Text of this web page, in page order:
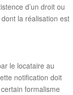
d’un droit ou
la réalisation est
le locataire au
notification doit
formalisme